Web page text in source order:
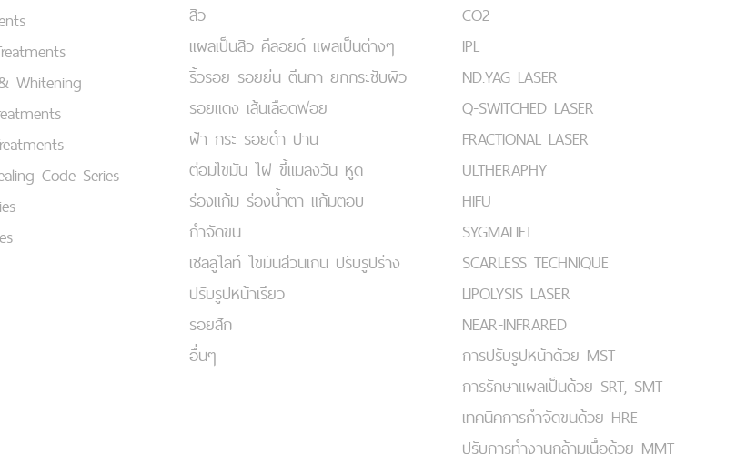
Whitening
Code Series
สิว
แผลเป็นสิว คีลอยด์ แผลเป็นต่างๆ
ริ้วรอย รอยย่น ตีนกา ยกกระชับผิว
รอยแดง เส้นเลือดฟอย
ฝ้า กระ รอยดำ ปาน
ต่อมไขมัน ไฝ ขี้แมลงวัน หูด
ร่องแก้ม ร่องน้ำตา แก้มตอบ
กำจัดขน
เชลลูไลท์ ไขมันส่วนเกิน ปรับรูปร่าง
ปรับรูปหน้าเรียว
รอยสัก
อื่นๆ
CO2
IPL
ND:YAG LASER
Q-SWITCHED LASER
FRACTIONAL LASER
ULTHERAPHY
HIFU
SYGMALIFT
SCARLESS TECHNIQUE
LIPOLYSIS LASER
NEAR-INFRARED
การปรับรูปหน้าด้วย MST
การรักษาแผลเป็นด้วย SRT, SMT
เทคนิคการกำจัดขนด้วย HRE
ปรับการทำงานกล้ามเนื้อด้วย MMT